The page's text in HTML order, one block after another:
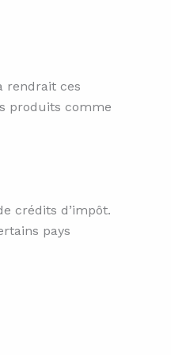
rendrait ces
produits comme
crédits d’impôt.
pays